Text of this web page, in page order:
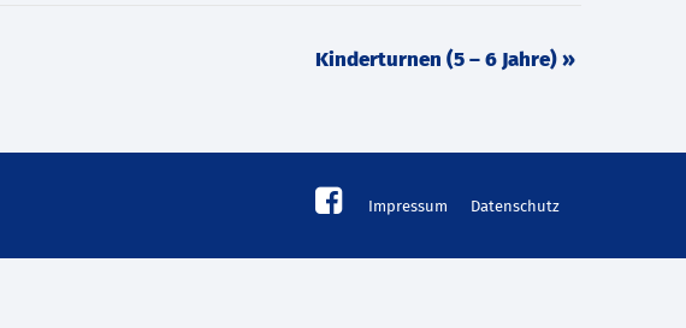
Kinderturnen (5 – 6 Jahre) »
Impressum Datenschutz